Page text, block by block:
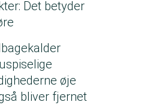
Det betyder
øje
bliver fjernet